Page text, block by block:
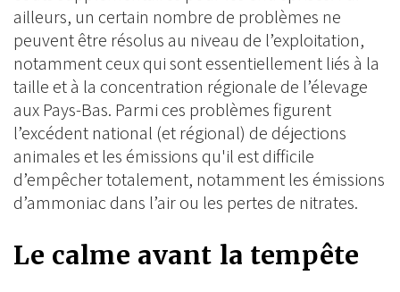
ailleurs, un certain nombre de problèmes ne
peuvent être résolus au niveau de l’exploitation,
notamment ceux qui sont essentiellement liés à la
taille et à la concentration régionale de l’élevage
aux Pays-Bas. Parmi ces problèmes figurent
l’excédent national (et régional) de déjections
animales et les émissions qu'il est difficile
d’empêcher totalement, notamment les émissions
d’ammoniac dans l’air ou les pertes de nitrates.
Le calme avant la tempête